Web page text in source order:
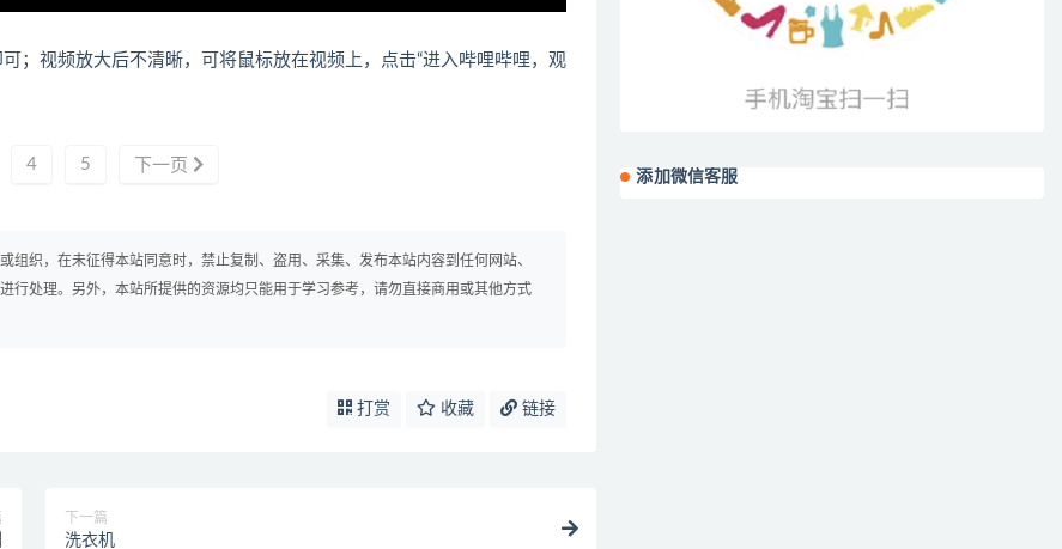
；视频放大后不清晰，可将鼠标放在视频上，点击“进入哔哩哔哩，观
4 5 下一页
织，在未征得本站同意时，禁止复制、盗用、采集、发布本站内容到任何网站、
行处理。另外，本站所提供的资源均只能用于学习参考，请勿直接商用或其他方式
打赏 收藏 链接
下一篇
洗衣机
添加微信客服